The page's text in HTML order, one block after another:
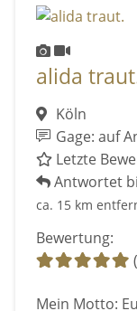
alida
Köln
Gage: auf
Letzte
Antwortet
ca. 15 km
Bewertung:
Mein Motto: